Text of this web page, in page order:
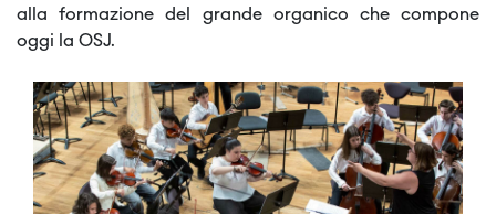
alla formazione del grande organico che compone
oggi la OSJ.